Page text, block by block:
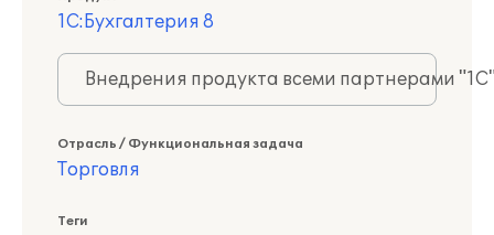
1С:Бухгалтерия 8
Внедрения продукта всеми партнерами
Отрасль / Функциональная задача
Торговля
Теги